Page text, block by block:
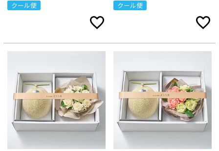
クール便
クール便